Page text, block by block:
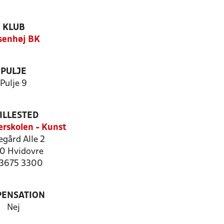
KLUB
BK
PULJE
Pulje 9
- Kunst
Alle 2
Hvidovre
3675 3300
Nej